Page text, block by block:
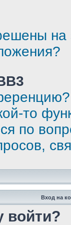
то
по
Вход на
войти?